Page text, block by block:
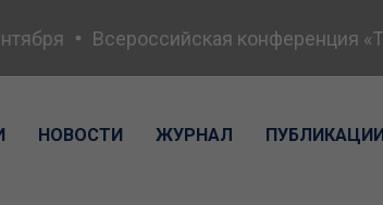
Всероссийская конференция
НОВОСТИ ЖУРНАЛ